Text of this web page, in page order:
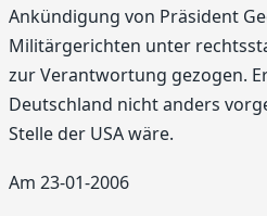
Ankündigung von Präsident
Militärgerichten unter
zur Verantwortung gezogen.
Deutschland nicht anders
Stelle der USA wäre.
Am 23-01-2006